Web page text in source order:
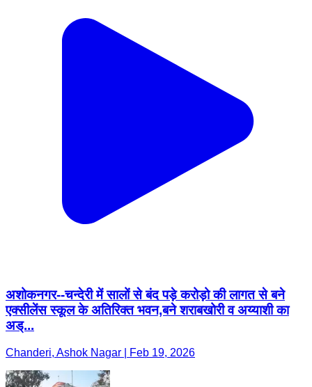
अशोकनगर--चन्देरी में सालों से बंद पड़े करोड़ो की लागत से बने
एक्सीलेंस स्कूल के अतिरिक्त भवन,बने शराबखोरी व अय्याशी का
अड्...
Chanderi, Ashok Nagar | Feb 19, 2026